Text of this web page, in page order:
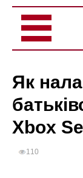
Як
Xbox
110